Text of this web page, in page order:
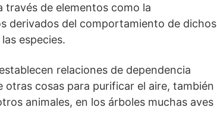
través de elementos como la
derivados del comportamiento de dichos
especies.
relaciones de dependencia
cosas para purificar el aire, también
animales, en los árboles muchas aves